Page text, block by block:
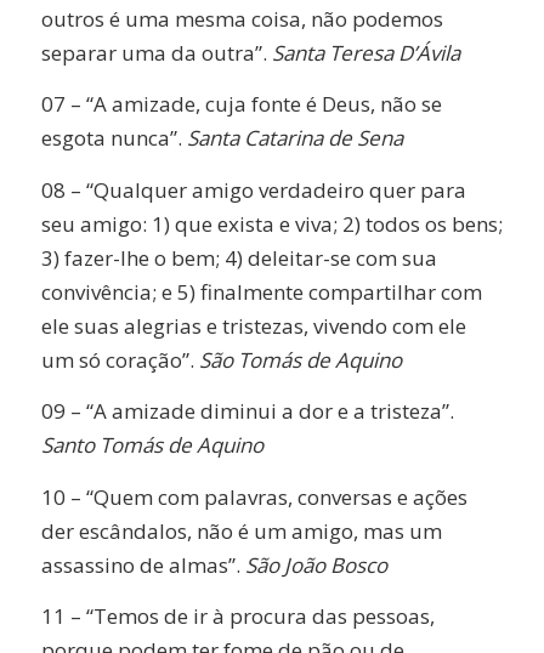
outros é uma mesma coisa, não podemos
separar uma da outra”. Santa Teresa D’Ávila
07 – “A amizade, cuja fonte é Deus, não se
esgota nunca”. Santa Catarina de Sena
08 – “Qualquer amigo verdadeiro quer para
seu amigo: 1) que exista e viva; 2) todos os bens;
3) fazer-lhe o bem; 4) deleitar-se com sua
convivência; e 5) finalmente compartilhar com
ele suas alegrias e tristezas, vivendo com ele
um só coração”. São Tomás de Aquino
09 – “A amizade diminui a dor e a tristeza”.
Santo Tomás de Aquino
10 – “Quem com palavras, conversas e ações
der escândalos, não é um amigo, mas um
assassino de almas”. São João Bosco
11 – “Temos de ir à procura das pessoas,